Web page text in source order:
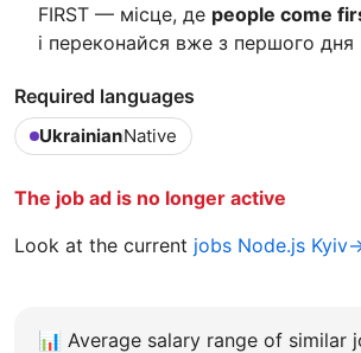
FIRST — місце, де people come
і переконайся вже з першого дня
Required languages
UkrainianNative
The job ad is no longer active
Look at the current jobs Node.js
📊 Average salary range of similar